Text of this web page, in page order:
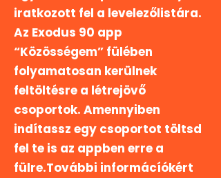
iratkozott fel a levelezőlistára.
Az Exodus 90 app
“Közösségem” fülében
folyamatosan kerülnek
feltöltésre a létrejövő
csoportok. Amennyiben
indítassz egy csoportot töltsd
fel te is az appben erre a
fülre.További informácíókért